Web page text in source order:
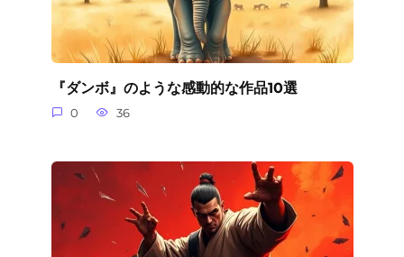
『ダンボ』のような感動的な作品10選
0 36